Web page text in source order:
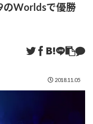
のWorldsで優勝
2018.11.05